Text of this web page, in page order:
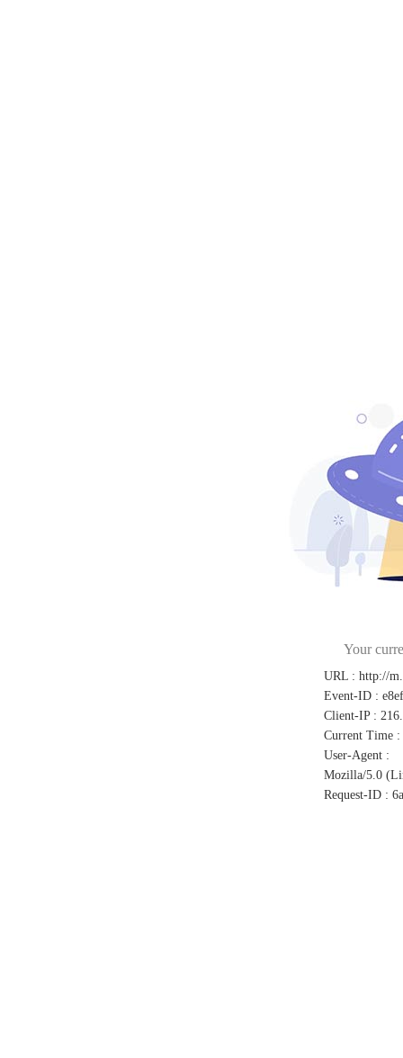
Your
URL : http://
Event-ID :
Client-IP :
Current Time :
User-Agent :
Mozilla/5.0
Request-ID :